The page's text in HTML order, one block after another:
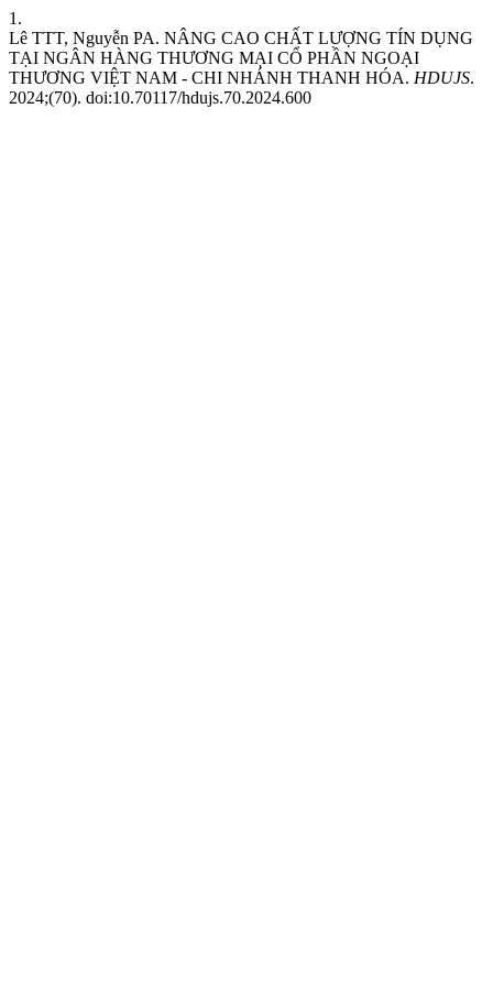
1.
Lê TTT, Nguyễn PA. NÂNG CAO CHẤT LƯỢNG TÍN DỤNG
TẠI NGÂN HÀNG THƯƠNG MẠI CỔ PHẦN NGOẠI
THƯƠNG VIỆT NAM - CHI NHÁNH THANH HÓA. HDUJS.
2024;(70). doi:10.70117/hdujs.70.2024.600